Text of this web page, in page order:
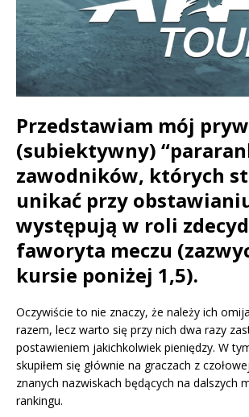
Przedstawiam mój
(subiektywny)
zawodników, których
unikać przy
występują w roli
faworyta meczu
kursie poniżej 1,5).
Oczywiście to nie znaczy, że należy ich
razem, lecz warto się przy nich dwa razy
postawieniem jakichkolwiek pieniędzy. W
skupiłem się głównie na graczach z
znanych nazwiskach będących na dalszych
rankingu.